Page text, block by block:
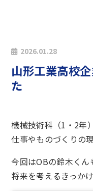
2026.01.28
山形工業高校
た
機械技術科（1・2年
仕事やものづくりの
今回はOBの鈴木く
将来を考えるきっか